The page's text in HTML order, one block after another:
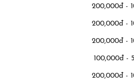
200,000đ -
200,000đ -
200,000đ -
100,000đ -
200,000đ -